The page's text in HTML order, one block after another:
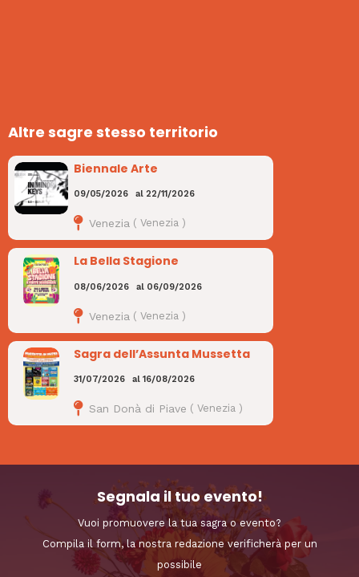
Altre sagre stesso territorio
Biennale Arte
09/05/2026 al 22/11/2026
Venezia ( Venezia)
La Bella Stagione
08/06/2026 al 06/09/2026
Venezia ( Venezia )
Sagra dell’Assunta Mussetta
31/07/2026 al 16/08/2026
San Donà di Piave ( Venezia)
Segnala il tuo evento!
Vuoi promuovere la tua sagra o evento?
Compila il form, la nostra redazione verificherà per un
possibile